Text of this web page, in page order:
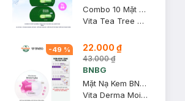
Combo 10 Mặt Nạ BNBG Tràm Trà Thải Độc Da, Giảm Mụn 30ml
Vita Tea Tree Healing Face Mask Pack
-49 % 22.000 ₫
43.000 ₫
BNBG
Mặt Nạ Kem BNBG Cấp Ẩm Đa Tầng 30ml
Vita Derma Moisture Cream Mask